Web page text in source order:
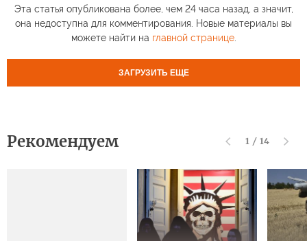
Эта статья опубликована более, чем 24 часа назад, а значит,
она недоступна для комментирования. Новые материалы вы
можете найти на главной странице.
ЗАГРУЗИТЬ ЕЩЕ
Рекомендуем 1 / 14